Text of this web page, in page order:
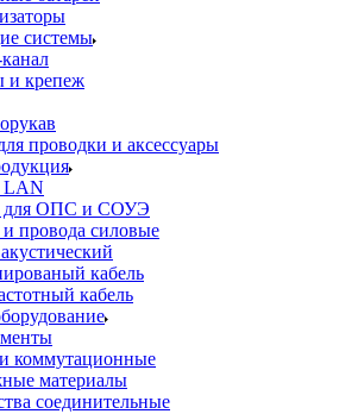
системы
и крепеж
проводки и аксессуары
LAN
для ОПС и СОУЭ
провода силовые
кабель
кабель
коммутационные
материалы
соединительные